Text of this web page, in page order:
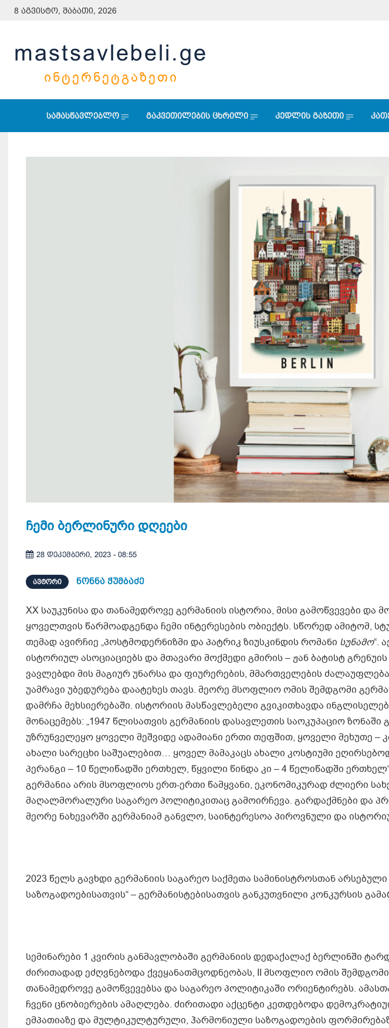
8 აგვისტო, შაბათი, 2026
mastsavlebeli.ge
ᲘᲜᲢᲔᲠᲜᲔᲢᲒᲐᲖᲔᲗᲘ
სამასწავლებლო გაკვეთილების ცხრილი კედლის გაზეთი
ჩემი ბერლინური დღეები
28 დეკემბერი, 2023 - 08:55
ᲐᲕᲢᲝᲠᲘ ნონნა ჭუმბაძე
XX საუკუნისა და თანამედროვე გერმანიის ისტორია, მისი გამოწვევები და
ყოველთვის წარმოადგენდა ჩემი ინტერესების ობიექტს. სწორედ ამიტომ,
თემად ავირჩიე „პოსტმოდერნიზმი და პატრიკ ზიუსკინდის რომანი სუნამო“.
ისტორიულ ასოციაციებს და მთავარი მოქმედი გმირის – ჟან ბატისტ
ვავლებდი მის მაგიურ უნარსა და ფიურერების, მმართველების
უამრავი უბედურება დაატეხეს თავს. მეორე მსოფლიო ომის შემდგომი
დამრჩა მეხსიერებაში. ისტორიის მასწავლებელი გვიკითხავდა
მონაცემებს: „1947 წლისათვის გერმანიის დასავლეთის საოკუპაციო
უზრუნველეყო ყოველი მეშვიდე ადამიანი ერთი თეფშით, ყოველი მეხუთე –
ახალი სარეცხი საშუალებით… ყოველ მამაკაცს ახალი კოსტიუმი
პერანგი – 10 წელიწადში ერთხელ, წყვილი წინდა კი – 4 წელიწადში
გერმანია არის მსოფლიოს ერთ-ერთი წამყვანი, ეკონომიკურად ძლიერი
მაღალმორალური საგარეო პოლიტიკითაც გამოირჩევა. გარდაქმნები და
მეორე ნახევარში გერმანიამ განვლო, საინტერესოა პიროვნული და
2023 წელს გავხდი გერმანიის საგარეო საქმეთა სამინისტროსთან
საზოგადოებისათვის“ – გერმანისტებისათვის განკუთვნილი კონკურსის
სემინარები 1 კვირის განმავლობაში გერმანიის დედაქალაქ ბერლინში
ძირითადად ეძღვნებოდა ქვეყანათმცოდნეობას, II მსოფლიო ომის შემდგომი
თანამედროვე გამოწვევებსა და საგარეო პოლიტიკაში ორიენტირებს.
ჩვენი ცნობიერების ამაღლება. ძირითადი აქცენტი კეთდებოდა
ემპათიაზე და მულტიკულტურული, ჰარმონიული საზოგადოების